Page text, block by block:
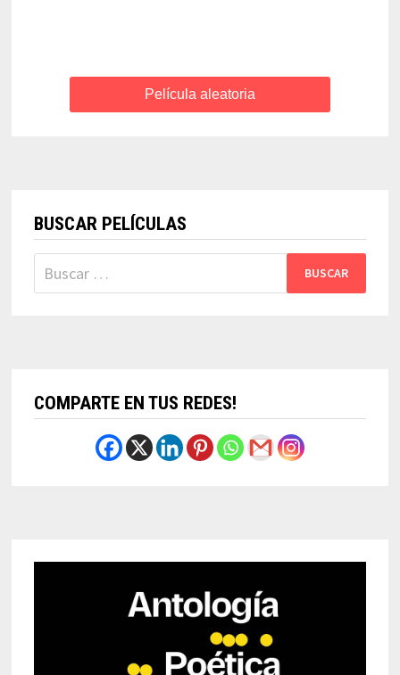
Película aleatoria
BUSCAR PELÍCULAS
Buscar:
COMPARTE EN TUS REDES!